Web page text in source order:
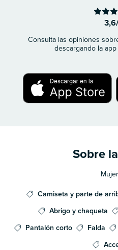
Consulta las opiniones
descargando la
Sobre
Mujer
Camiseta y parte de
Abrigo y chaqueta
Pantalón corto
Falda